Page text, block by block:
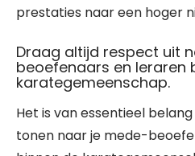
prestaties naar een hoger
Draag altijd respect uit
beoefenaars en leraren
karategemeenschap.
Het is van essentieel
tonen naar je mede-